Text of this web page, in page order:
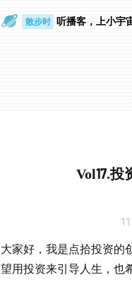
散步时 听播客，上小宇
Vol17.投
大家好，我是点拾投资的
望用投资来引导人生，也